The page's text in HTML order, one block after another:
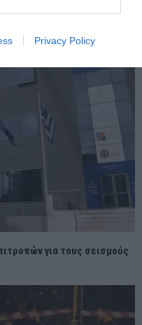
Privacy Policy
για τους σεισμούς